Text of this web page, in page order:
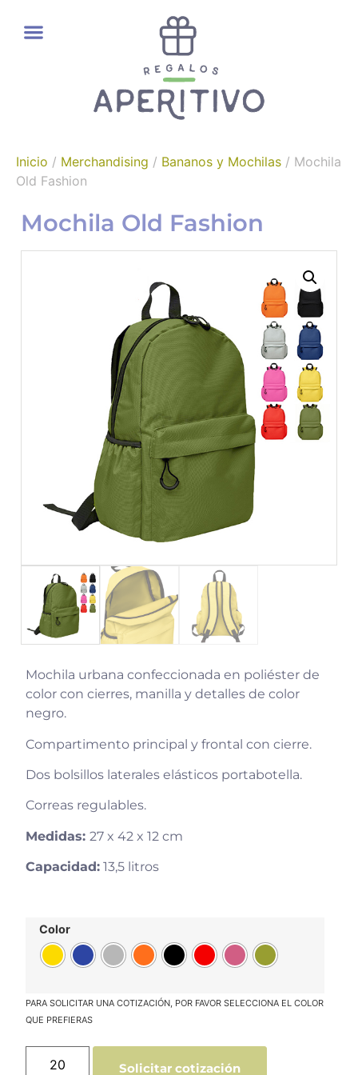
Inicio / Merchandising / Bananos y Mochilas / Mochila
Old Fashion
Mochila Old Fashion
Mochila urbana confeccionada en poliéster de
color con cierres, manilla y detalles de color
negro.
Compartimento principal y frontal con cierre.
Dos bolsillos laterales elásticos portabotella.
Correas regulables.
Medidas: 27 x 42 x 12 cm
Capacidad: 13,5 litros
Color
Solicitar cotización